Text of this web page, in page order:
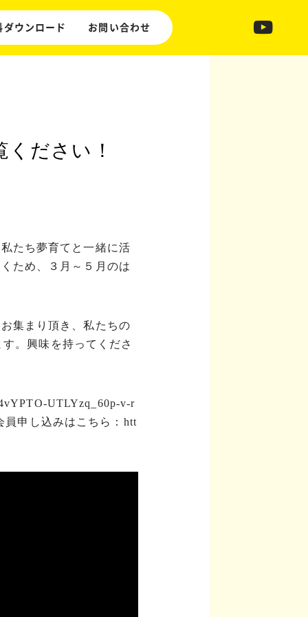
ダウンロード お問い合わせ
ださい！
たち夢育てと一緒に活
ため、３月～５月のは
集まり頂き、私たちの
。興味を持ってくださ
UTLYzq_60p-v-r
申し込みはこちら：htt